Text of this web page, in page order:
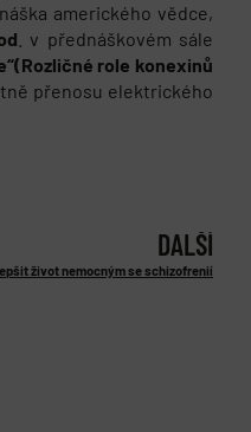
amerického vědce,
. v přednáškovém sále
role konexinů
přenosu elektrického
DALŠÍ
život nemocným se schizofrenií